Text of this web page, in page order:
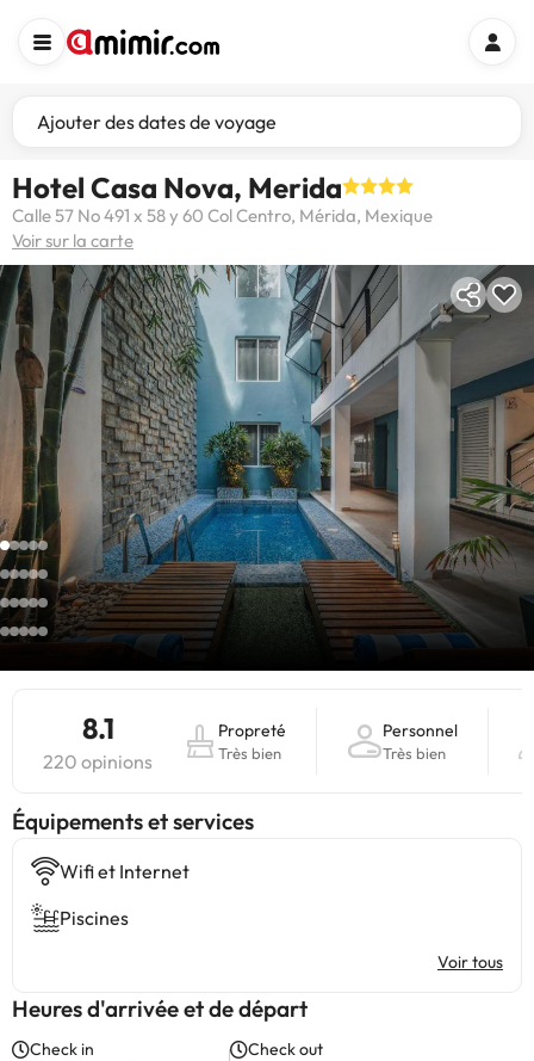
Ajouter des dates de voyage
Hotel Casa Nova, Merida
Calle 57 No 491 x 58 y 60 Col Centro, Mérida, Mexique
Voir sur la carte
8.1
220 opinions
Propreté
Très bien
Personnel
Très bien
​Équipements et services
Wifi et Internet
Piscines
Voir tous
Heures d'arrivée et de départ
Check in Check out